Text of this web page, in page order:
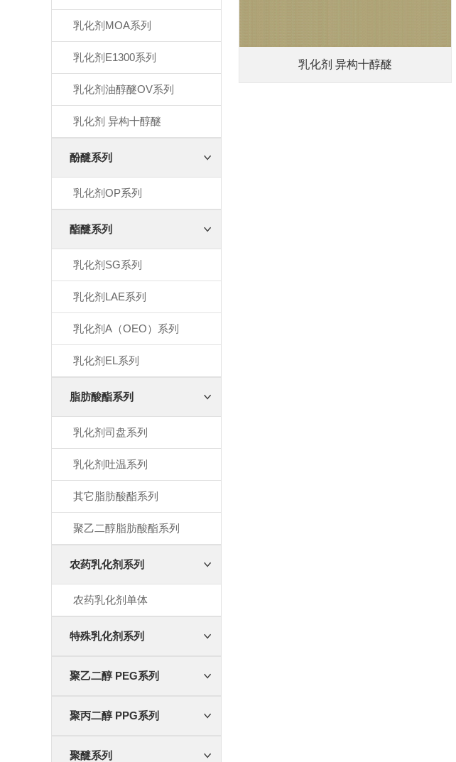
乳化剂MOA系列
乳化剂E1300系列
乳化剂油醇醚OV系列
乳化剂 异构十醇醚
酚醚系列
乳化剂OP系列
酯醚系列
乳化剂SG系列
乳化剂LAE系列
乳化剂A（OEO）系列
乳化剂EL系列
脂肪酸酯系列
乳化剂司盘系列
乳化剂吐温系列
其它脂肪酸酯系列
聚乙二醇脂肪酸酯系列
农药乳化剂系列
农药乳化剂单体
特殊乳化剂系列
聚乙二醇 PEG系列
聚丙二醇 PPG系列
聚醚系列
乳化剂 异构十醇醚